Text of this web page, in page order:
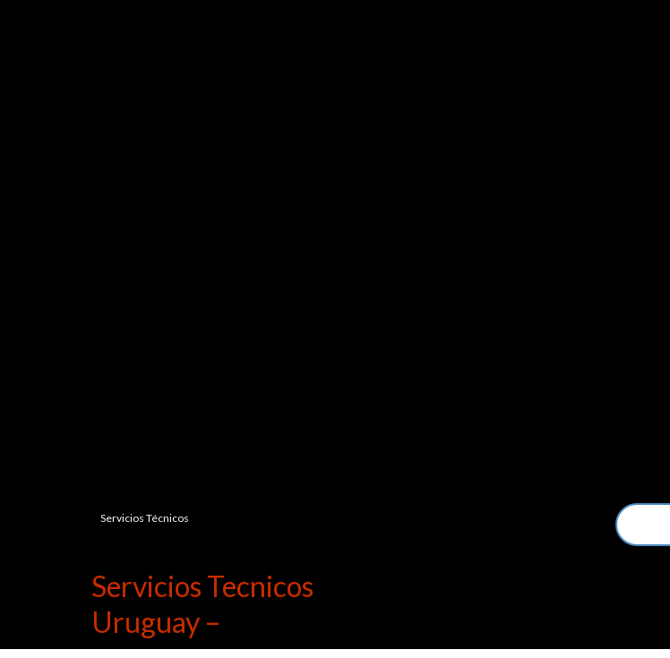
Servicios Técnicos
Servicios Tecnicos
Uruguay –